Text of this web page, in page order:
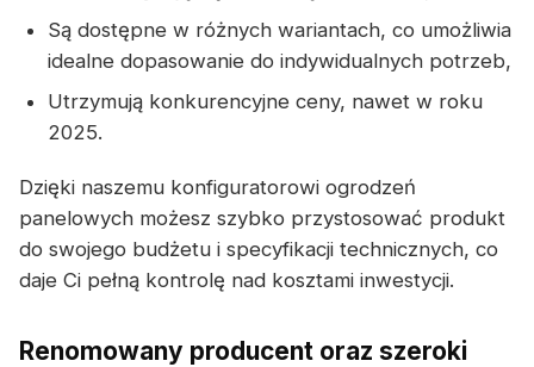
Są dostępne w różnych wariantach, co umożliwia
idealne dopasowanie do indywidualnych potrzeb,
Utrzymują konkurencyjne ceny, nawet w roku
2025.
Dzięki naszemu konfiguratorowi ogrodzeń
panelowych możesz szybko przystosować produkt
do swojego budżetu i specyfikacji technicznych, co
daje Ci pełną kontrolę nad kosztami inwestycji.
Renomowany producent oraz szeroki